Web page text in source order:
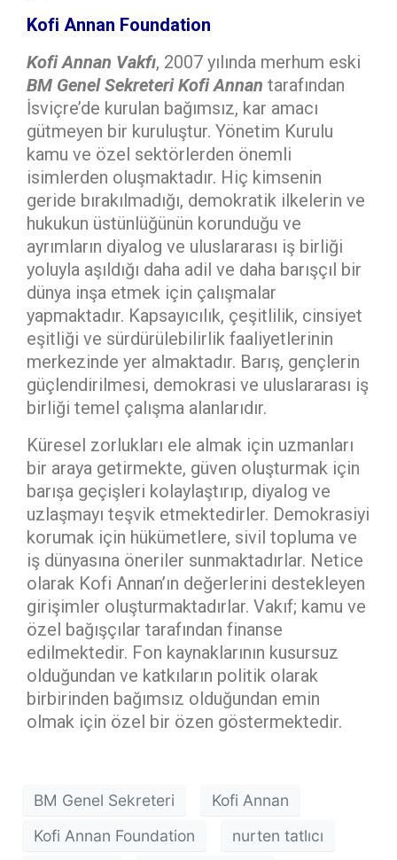
Kofi Annan Foundation
Kofi Annan Vakfı, 2007 yılında merhum eski
BM Genel Sekreteri Kofi Annan tarafından
İsviçre’de kurulan bağımsız, kar amacı
gütmeyen bir kuruluştur. Yönetim Kurulu
kamu ve özel sektörlerden önemli
isimlerden oluşmaktadır. Hiç kimsenin
geride bırakılmadığı, demokratik ilkelerin ve
hukukun üstünlüğünün korunduğu ve
ayrımların diyalog ve uluslararası iş birliği
yoluyla aşıldığı daha adil ve daha barışçıl bir
dünya inşa etmek için çalışmalar
yapmaktadır. Kapsayıcılık, çeşitlilik, cinsiyet
eşitliği ve sürdürülebilirlik faaliyetlerinin
merkezinde yer almaktadır. Barış, gençlerin
güçlendirilmesi, demokrasi ve uluslararası iş
birliği temel çalışma alanlarıdır.
Küresel zorlukları ele almak için uzmanları
bir araya getirmekte, güven oluşturmak için
barışa geçişleri kolaylaştırıp, diyalog ve
uzlaşmayı teşvik etmektedirler. Demokrasiyi
korumak için hükümetlere, sivil topluma ve
iş dünyasına öneriler sunmaktadırlar. Netice
olarak Kofi Annan’ın değerlerini destekleyen
girişimler oluşturmaktadırlar. Vakıf; kamu ve
özel bağışçılar tarafından finanse
edilmektedir. Fon kaynaklarının kusursuz
olduğundan ve katkıların politik olarak
birbirinden bağımsız olduğundan emin
olmak için özel bir özen göstermektedir.
BM Genel Sekreteri
Kofi Annan
Kofi Annan Foundation
nurten tatlıcı